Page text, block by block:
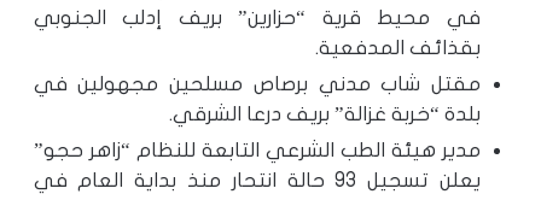
في محيط قرية “حزارين” بريف إدلب الجنوبي
بقذائف المدفعية.
مقتل شاب مدني برصاص مسلحين مجهولين في
بلدة “خربة غزالة” بريف درعا الشرقي.
مدير هيئة الطب الشرعي التابعة للنظام “زاهر حجو”
يعلن تسجيل 93 حالة انتحار منذ بداية العام في